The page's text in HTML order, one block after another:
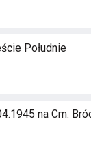
Południe
na Cm.